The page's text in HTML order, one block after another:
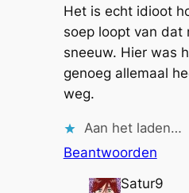
Het is echt idioot
soep loopt van dat
sneeuw. Hier was
genoeg allemaal
weg.
Aan het laden…
Beantwoorden
Satur9